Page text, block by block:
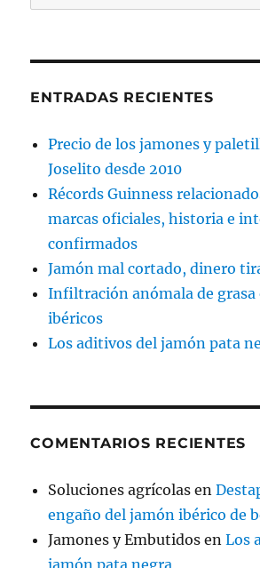
por:
ENTRADAS RECIENTES
Precio de los jamones y
Joselito desde 2010
Récords Guinness
marcas oficiales, historia e
confirmados
Jamón mal cortado, dinero
Infiltración anómala de grasa
ibéricos
Los aditivos del jamón pata
COMENTARIOS RECIENTES
Soluciones agrícolas en
engaño del jamón ibérico de
Jamones y Embutidos enLos